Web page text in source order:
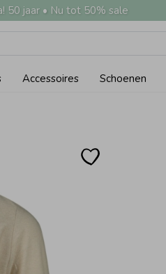
50 jaar • Nu tot 50% sale
Accessoires Schoenen